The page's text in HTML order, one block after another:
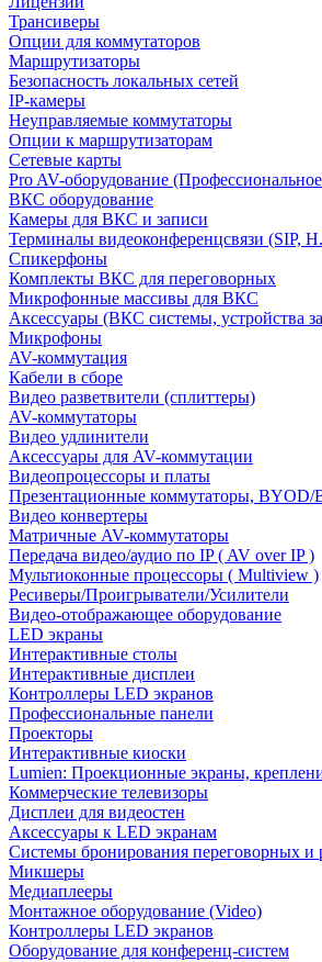
Трансиверы
Опции для коммутаторов
Маршрутизаторы
Безопасность локальных сетей
IP-камеры
Неуправляемые коммутаторы
Опции к маршрутизаторам
Сетевые карты
Pro AV-оборудование
ВКС оборудование
Камеры для ВКС и записи
Терминалы видеоконференцсвязи (SIP,
Спикерфоны
Комплекты ВКС для переговорных
Микрофонные массивы для ВКС
Аксессуары (ВКС системы, устройства
Микрофоны
AV-коммутация
Кабели в сборе
Видео разветвители (сплиттеры)
AV-коммутаторы
Видео удлинители
Аксессуары для AV-коммутации
Видеопроцессоры и платы
Презентационные коммутаторы,
Видео конвертеры
Матричные AV-коммутаторы
Передача видео/аудио по IP ( AV over IP )
Мультиоконные процессоры ( Multiview )
Ресиверы/Проигрыватели/Усилители
Видео-отображающее оборудование
LED экраны
Интерактивные столы
Интерактивные дисплеи
Контроллеры LED экранов
Профессиональные панели
Проекторы
Интерактивные киоски
Lumien: Проекционные экраны,
Коммерческие телевизоры
Дисплеи для видеостен
Аксессуары к LED экранам
Системы бронирования переговорных и
Микшеры
Медиаплееры
Монтажное оборудование (Video)
Контроллеры LED экранов
Оборудование для конференц-систем